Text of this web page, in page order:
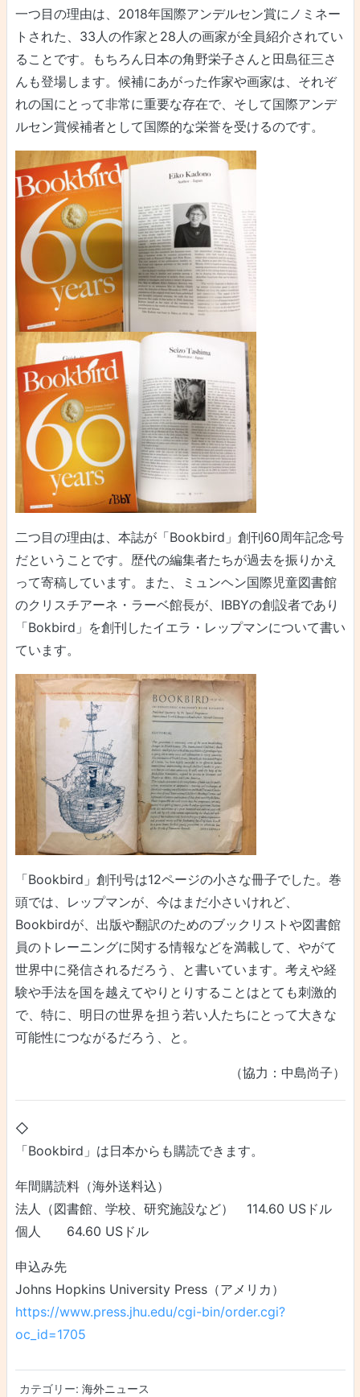
一つ目の理由は、2018年国際アンデルセン賞にノミネー
トされた、33人の作家と28人の画家が全員紹介されてい
ることです。もちろん日本の角野栄子さんと田島征三さ
んも登場します。候補にあがった作家や画家は、それぞ
れの国にとって非常に重要な存在で、そして国際アンデ
ルセン賞候補者として国際的な栄誉を受けるのです。
二つ目の理由は、本誌が「Bookbird」創刊60周年記念号
だということです。歴代の編集者たちが過去を振りかえ
って寄稿しています。また、ミュンヘン国際児童図書館
のクリスチアーネ・ラーベ館長が、IBBYの創設者であり
「Bokbird」を創刊したイエラ・レップマンについて書い
ています。
「Bookbird」創刊号は12ページの小さな冊子でした。巻
頭では、レップマンが、今はまだ小さいけれど、
Bookbirdが、出版や翻訳のためのブックリストや図書館
員のトレーニングに関する情報などを満載して、やがて
世界中に発信されるだろう、と書いています。考えや経
験や手法を国を越えてやりとりすることはとても刺激的
で、特に、明日の世界を担う若い人たちにとって大きな
可能性につながるだろう、と。
（協力：中島尚子）
◇
「Bookbird」は日本からも購読できます。
年間購読料（海外送料込）
法人（図書館、学校、研究施設など） 114.60 USドル
個人 64.60 USドル
申込み先
Johns Hopkins University Press（アメリカ）
https://www.press.jhu.edu/cgi-bin/order.cgi?
oc_id=1705
カテゴリー: 海外ニュース